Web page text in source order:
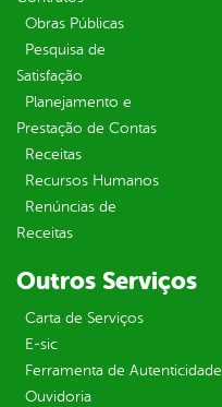
Obras Públicas
Pesquisa de
Satisfação
Planejamento e
Prestação de Contas
Receitas
Recursos Humanos
Renúncias de
Receitas
Outros Serviços
Carta de Serviços
E-sic
Ferramenta de Autenticidade
Ouvidoria